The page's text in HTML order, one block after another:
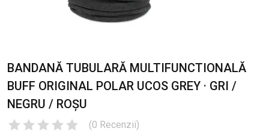
BANDANĂ TUBULARĂ MULTIFUNCTIONALĂ
BUFF ORIGINAL POLAR UCOS GREY · GRI /
NEGRU / ROȘU
(0 Recenzii)